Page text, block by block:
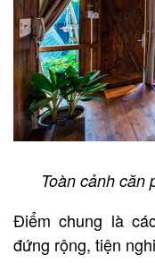
Toàn cảnh căn
Điểm chung là
đứng rộng, tiện